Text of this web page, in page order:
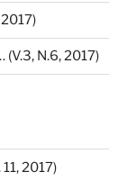
N.6, 2017)
2017)